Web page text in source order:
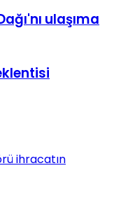
ulaşıma
ihracatın